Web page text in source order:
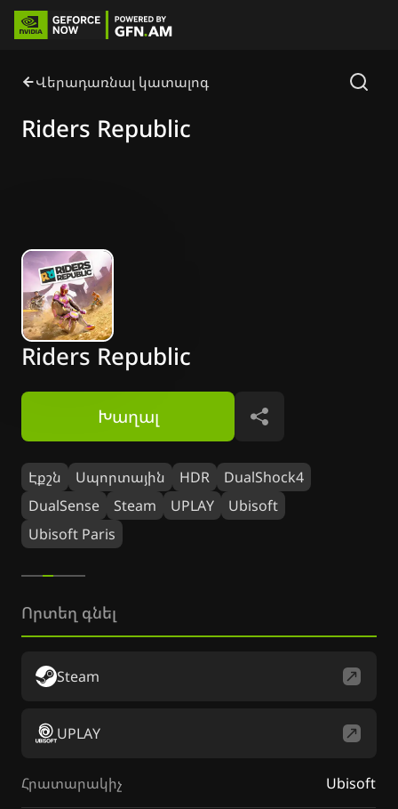
Վերադառնալ կատալոգ
Riders Republic
Riders Republic
Էքշն Սպորտային HDR
DualShock4
DualSense
Steam UPLAY
Ubisoft
Ubisoft Paris
Խաղալ Կիսվել
Որտեղ գնել
Steam
UPLAY
Հրատարակիչ Ubisoft